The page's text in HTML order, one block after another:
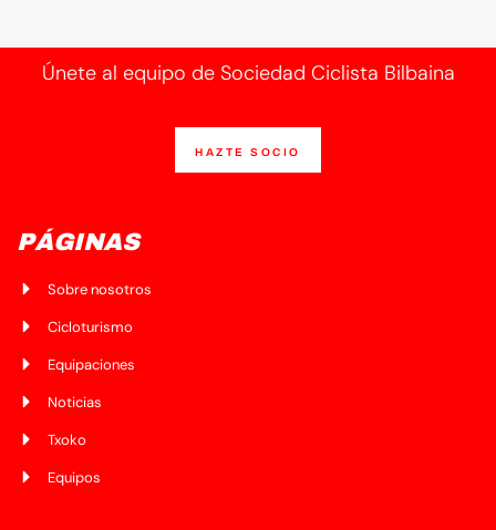
Únete al equipo de Sociedad Ciclista Bilbaina
HAZTE SOCIO
PÁGINAS
Sobre nosotros
Cicloturismo
Equipaciones
Noticias
Txoko
Equipos